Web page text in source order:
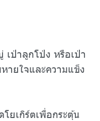
เป่าลูกโป่ง หรือเป่า
ายใจและความแข็ง
ยเกิร์ตเพื่อกระตุ้น